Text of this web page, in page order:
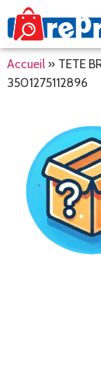
Accueil » TETE
3501275112896